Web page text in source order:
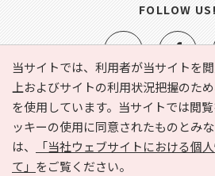
当サイトでは、利用者が当サイトを
上およびサイトの利用状況把握のた
を使用しています。当サイトでは閲
ッキーの使用に同意されたものとみ
は、
「当社ウェブサイトにおける個
て」 をご覧ください。
e-NAVITA（イーナビタ）とは？ お
利用規約
個人情報の取り扱いにつ
サイトマップ
広告掲載に関す
FOLLOW US!